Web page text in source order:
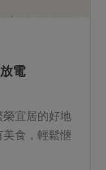
電
榮宜居的好地
食，輕鬆愜